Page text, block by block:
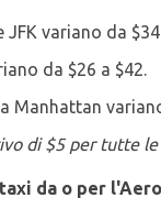
variano da
da $26 a $42.
Manhattan
di $5 per tutte
da o per